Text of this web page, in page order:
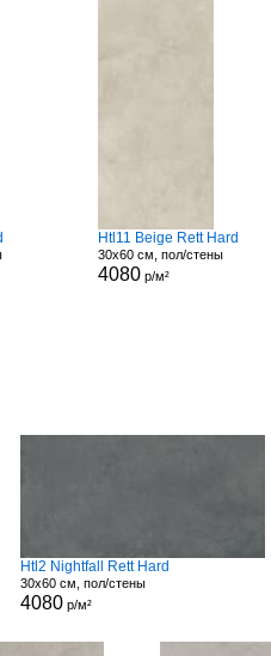
Htl11 Beige Rett Hard
30x60 см, пол/стены
4080 р/м²
Htl2 Nightfall Rett Hard
30x60 см, пол/стены
4080 р/м²